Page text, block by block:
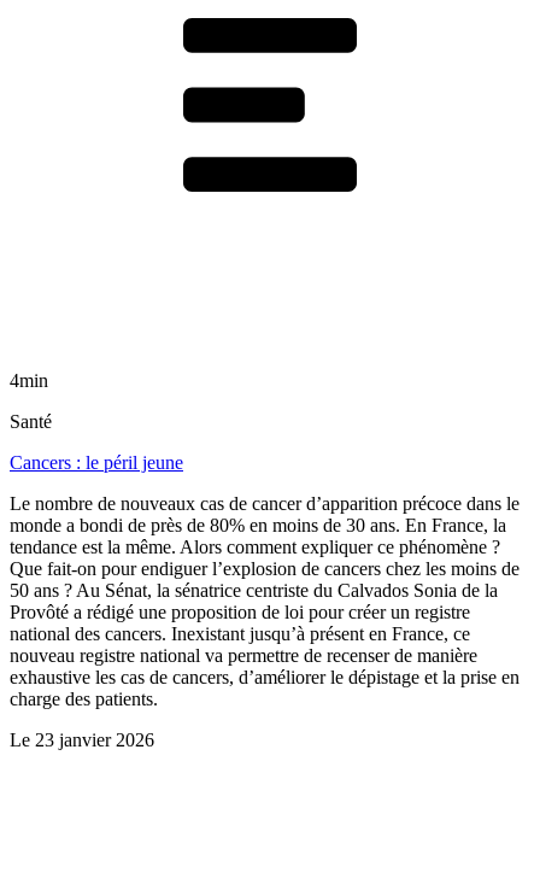
4min
Santé
Cancers : le péril jeune
Le nombre de nouveaux cas de cancer d’apparition précoce dans le
monde a bondi de près de 80% en moins de 30 ans. En France, la
tendance est la même. Alors comment expliquer ce phénomène ?
Que fait-on pour endiguer l’explosion de cancers chez les moins de
50 ans ? Au Sénat, la sénatrice centriste du Calvados Sonia de la
Provôté a rédigé une proposition de loi pour créer un registre
national des cancers. Inexistant jusqu’à présent en France, ce
nouveau registre national va permettre de recenser de manière
exhaustive les cas de cancers, d’améliorer le dépistage et la prise en
charge des patients.
Le 23 janvier 2026